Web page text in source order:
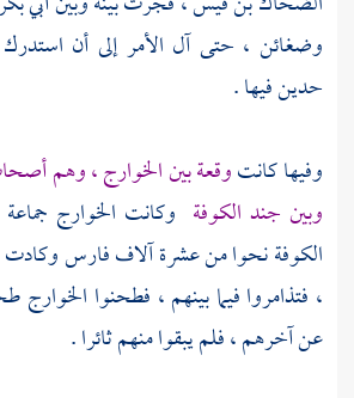
وضغائن ، حتى آل الأمر إلى أن
حدين فيها .
وفيها كانتوقعة بينالخوارج، وهم
وبين جند الكوفة وكانت الخوارج
الكوفةنحوا من عشرة آلاف فارس وكادت
، فتذامروا فيما بينهم ، فطحنوا الخوارج
عن آخرهم ، فلم يبقوا منهم ثائرا .